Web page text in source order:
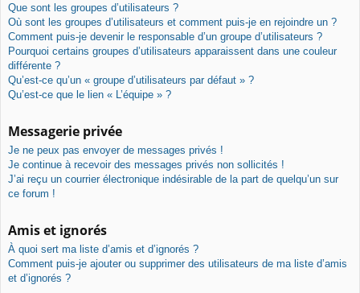
Que sont les groupes d’utilisateurs ?
Où sont les groupes d’utilisateurs et comment puis-je en rejoindre un ?
Comment puis-je devenir le responsable d’un groupe d’utilisateurs ?
Pourquoi certains groupes d’utilisateurs apparaissent dans une couleur
différente ?
Qu’est-ce qu’un « groupe d’utilisateurs par défaut » ?
Qu’est-ce que le lien « L’équipe » ?
Messagerie privée
Je ne peux pas envoyer de messages privés !
Je continue à recevoir des messages privés non sollicités !
J’ai reçu un courrier électronique indésirable de la part de quelqu’un sur
ce forum !
Amis et ignorés
À quoi sert ma liste d’amis et d’ignorés ?
Comment puis-je ajouter ou supprimer des utilisateurs de ma liste d’amis
et d’ignorés ?